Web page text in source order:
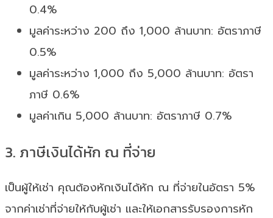
0.4%
มูลค่าระหว่าง 200 ถึง 1,000 ล้านบาท: อัตราภาษี
0.5%
มูลค่าระหว่าง 1,000 ถึง 5,000 ล้านบาท: อัตรา
ภาษี 0.6%
มูลค่าเกิน 5,000 ล้านบาท: อัตราภาษี 0.7%
3. ภาษีเงินได้หัก ณ ที่จ่าย
เป็นผู้ให้เช่า คุณต้องหักเงินได้หัก ณ ที่จ่ายในอัตรา 5%
จากค่าเช่าที่จ่ายให้กับผู้เช่า และให้เอกสารรับรองการหัก